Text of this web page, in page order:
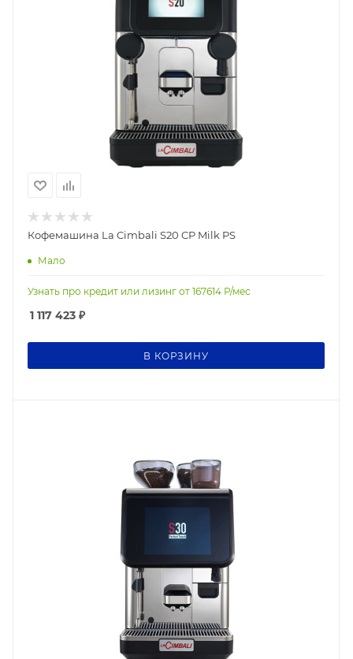
Кофемашина La Cimbali S20 CP Milk PS
Мало
Узнать про кредит или лизинг от 167614 Р/мес
1 117 423 ₽
В КОРЗИНУ